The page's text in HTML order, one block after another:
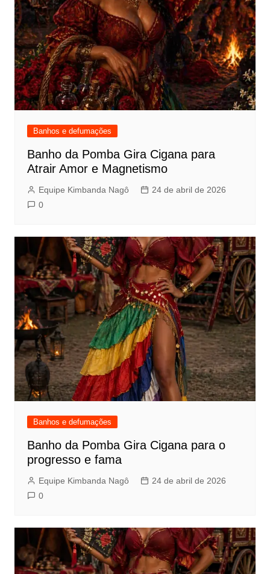
Banhos e defumações
Banho da Pomba Gira Cigana para
Atrair Amor e Magnetismo
Equipe Kimbanda Nagô
24 de abril de 2026
0
Banhos e defumações
Banho da Pomba Gira Cigana para o
progresso e fama
Equipe Kimbanda Nagô
24 de abril de 2026
0